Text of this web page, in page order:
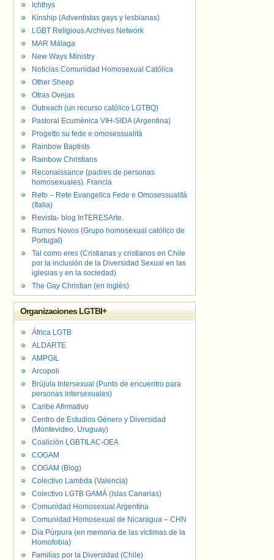
Ichthys
Kinship (Adventistas gays y lesbianas)
LGBT Religious Archives Network
MAR Málaga
New Ways Ministry
Noticias Comunidad Homosexual Católica
Other Sheep
Otras Ovejas
Outreach (un recurso católico LGTBQ)
Pastoral Ecuménica VIH-SIDA (Argentina)
Progetto su fede e omosessualità
Rainbow Baptists
Rainbow Christians
Reconaissance (padres de personas
homosexuales). Francia
Refo – Rete Evangelica Fede e Omosessualità
(Italia)
Revista- blog InTERESArte.
Rumos Novos (Grupo homosexual católico de
Portugal)
Tal como eres (Cristianas y cristianos en Chile
por la inclusión de la Diversidad Sexual en las
iglesias y en la sociedad)
The Gay Christian (en inglés)
Organizaciones LGTBI+
África LGTB
ALDARTE
AMPGIL
Arcopoli
Brújula Intersexual (Punto de encuentro para
personas intersexuales)
Caribe Afirmativo
Centro de Estudios Género y Diversidad
(Montevideo, Uruguay)
Coalición LGBTILAC-OEA
COGAM
COGAM (Blog)
Colectivo Lambda (Valencia)
Colectivo LGTB GAMÁ (Islas Canarias)
Comunidad Homosexual Argentina
Comunidad Homosexual de Nicaragua – CHN
Día Púrpura (en memoria de las víctimas de la
Homofobia)
Familias por la Diversidad (Chile)